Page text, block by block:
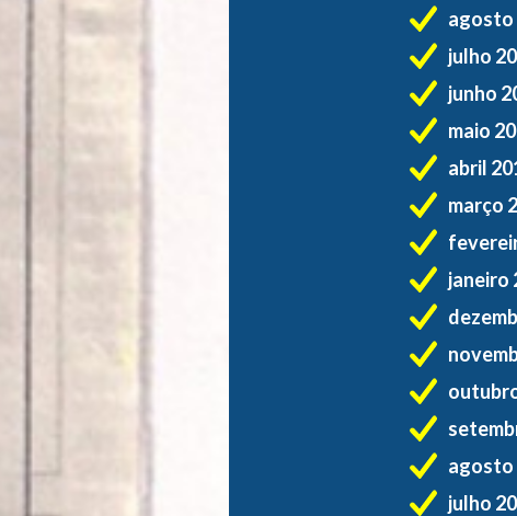
agosto
julho
junho
maio
abril
março
janeiro
agosto
julho